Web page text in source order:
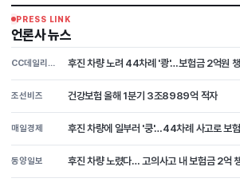
PRESS LINK
언론사 뉴스
CC데일리뉴스 후진 차량 노려 44차례 '쾅'…보험금 2억원
조선비즈 건강보험 올해 1분기 3조8989억 적자
매일경제 후진 차량에 일부러 '쿵'…44차례 사고로 보
동양일보 후진 차량 노렸다… 고의사고 내 보험금 2억